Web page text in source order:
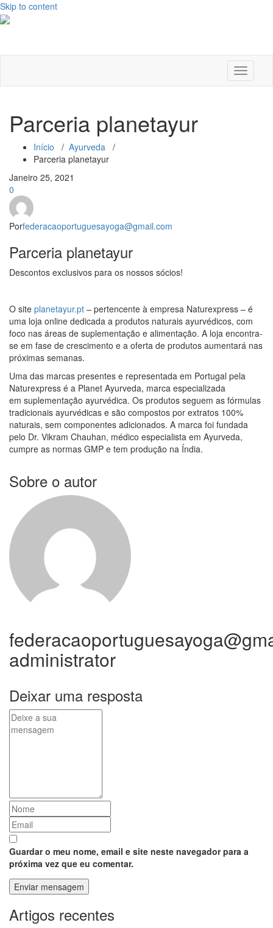
Skip to content
Alternar
a
Parceria planetayur
Início / Ayurveda /
Parceria planetayur
Janeiro 25, 2021
0
Porfederacaoportuguesayoga@gmail.com
Parceria planetayur
Descontos exclusivos para os nossos sócios!
O site planetayur.pt – pertencente à empresa Naturexpress – é
uma loja online dedicada a produtos naturais ayurvédicos, com
foco nas áreas de suplementação e alimentação. A loja encontra-
se em fase de crescimento e a oferta de produtos aumentará nas
próximas semanas.
Uma das marcas presentes e representada em Portugal pela
Naturexpress é a Planet Ayurveda, marca especializada
em suplementação ayurvédica. Os produtos seguem as fórmulas
tradicionais ayurvédicas e são compostos por extratos 100%
naturais, sem componentes adicionados. A marca foi fundada
pelo Dr. Vikram Chauhan, médico especialista em Ayurveda,
cumpre as normas GMP e tem produção na Índia.
Sobre o autor
administrator
Deixar uma resposta
Guardar o meu nome, email e site neste navegador para a
próxima vez que eu comentar.
Artigos recentes